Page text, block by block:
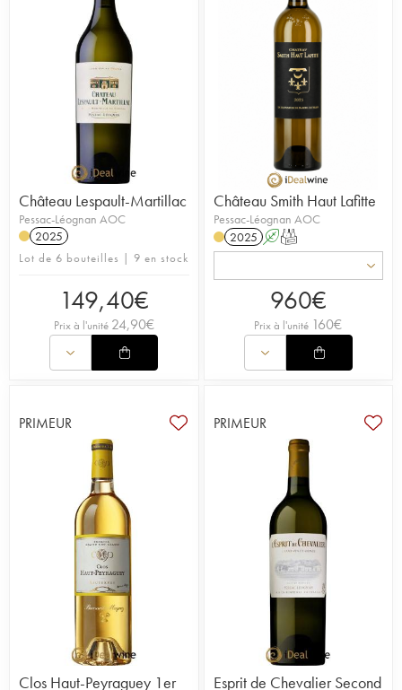
Château Lespault-Martillac
Pessac-Léognan AOC
2025
Lot de 6 bouteilles | 9 en stock
149,40€
Prix à l'unité 24,90€
Château Smith Haut Lafitte
Pessac-Léognan AOC
2025 AT
960€
Prix à l'unité 160€
PRIMEUR
Clos Haut-Peyraguey 1er
PRIMEUR
Esprit de Chevalier Second